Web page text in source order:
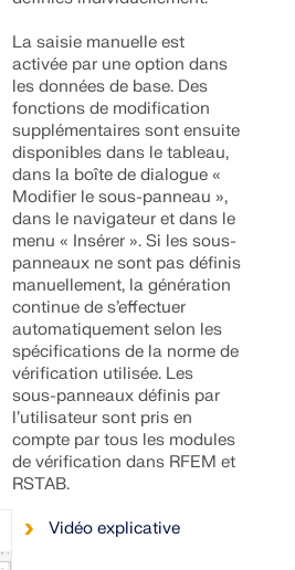
La saisie manuelle est
activée par une option dans
les données de base. Des
fonctions de modification
supplémentaires sont ensuite
disponibles dans le tableau,
dans la boîte de dialogue «
Modifier le sous-panneau »,
dans le navigateur et dans le
menu « Insérer ». Si les sous-
panneaux ne sont pas définis
manuellement, la génération
continue de s’effectuer
automatiquement selon les
spécifications de la norme de
vérification utilisée. Les
sous-panneaux définis par
l’utilisateur sont pris en
compte par tous les modules
de vérification dans RFEM et
RSTAB.
Vidéo explicative